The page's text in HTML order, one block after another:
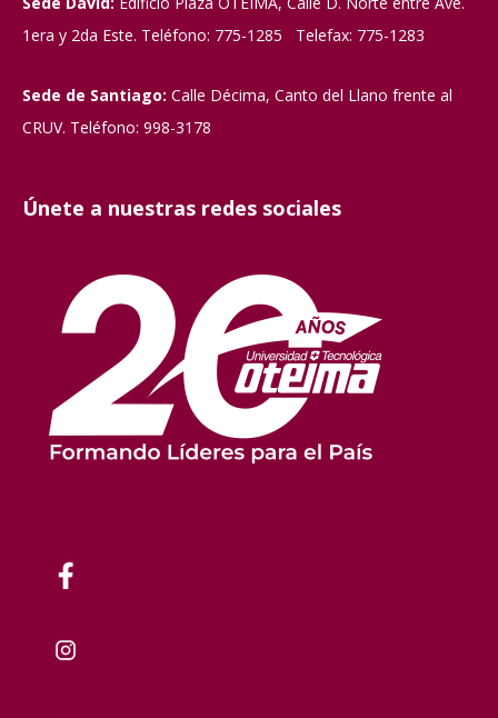
1era y 2da Este. Teléfono: 775-1285 Telefax: 775-1283
Sede de Santiago: Calle Décima, Canto del Llano frente al
CRUV. Teléfono: 998-3178
Únete a nuestras redes sociales